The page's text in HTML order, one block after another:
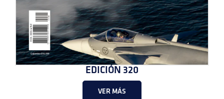
EDICIÓN 320
VER MÁS